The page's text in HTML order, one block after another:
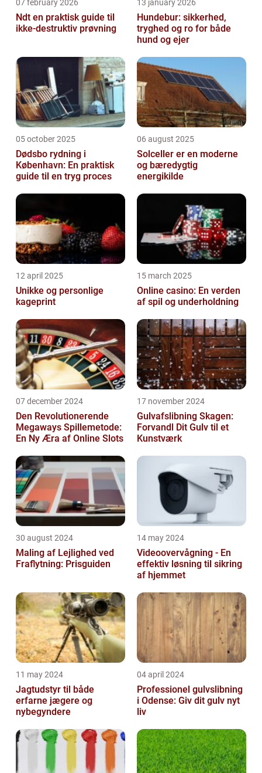
07 february 2026
Ndt en praktisk guide til
ikke-destruktiv prøvning
13 january 2026
Hundebur: sikkerhed,
tryghed og ro for både
hund og ejer
05 october 2025
Dødsbo rydning i
København: En praktisk
guide til en tryg proces
06 august 2025
Solceller er en moderne
og bæredygtig
energikilde
12 april 2025
Unikke og personlige
kageprint
15 march 2025
Online casino: En verden
af spil og underholdning
07 december 2024
Den Revolutionerende
Megaways Spillemetode:
En Ny Æra af Online Slots
17 november 2024
Gulvafslibning Skagen:
Forvandl Dit Gulv til et
Kunstværk
30 august 2024
Maling af Lejlighed ved
Fraflytning: Prisguiden
14 may 2024
Videoovervågning - En
effektiv løsning til sikring
af hjemmet
11 may 2024
Jagtudstyr til både
erfarne jægere og
nybegyndere
04 april 2024
Professionel gulvslibning
i Odense: Giv dit gulv nyt
liv